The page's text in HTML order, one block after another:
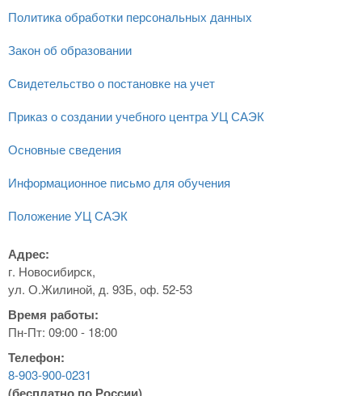
Политика обработки персональных данных
Закон об образовании
Свидетельство о постановке на учет
Приказ о создании учебного центра УЦ САЭК
Основные сведения
Информационное письмо для обучения
Положение УЦ САЭК
Адрес:
г. Новосибирск,
ул. О.Жилиной, д. 93Б, оф. 52-53
Время работы:
Пн-Пт: 09:00 - 18:00
Телефон:
8-903-900-0231